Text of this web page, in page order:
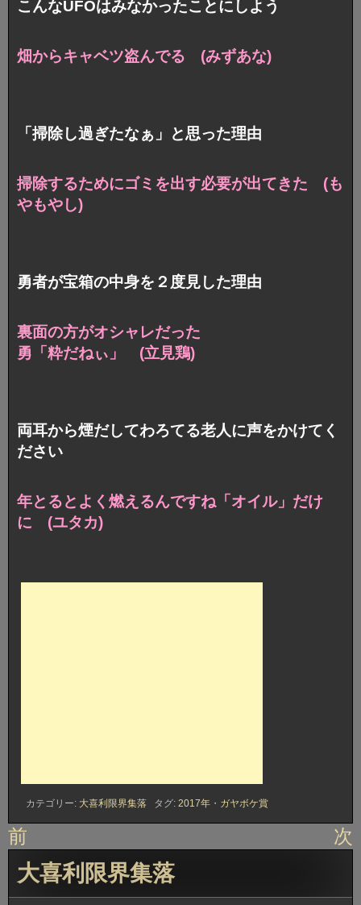
こんなUFOはみなかったことにしよう
畑からキャベツ盗んでる (みずあな)
「掃除し過ぎたなぁ」と思った理由
掃除するためにゴミを出す必要が出てきた (も
やもやし)
勇者が宝箱の中身を２度見した理由
裏面の方がオシャレだった
勇「粋だねぃ」 (立見鶏)
両耳から煙だしてわろてる老人に声をかけてく
ださい
年とるとよく燃えるんですね 「オイル」だけ
に (ユタカ)
カテゴリー: 大喜利限界集落 タグ: 2017年 ・ ガヤボケ賞
投
稿
ナ
ビ
前 次
大喜利限界集落